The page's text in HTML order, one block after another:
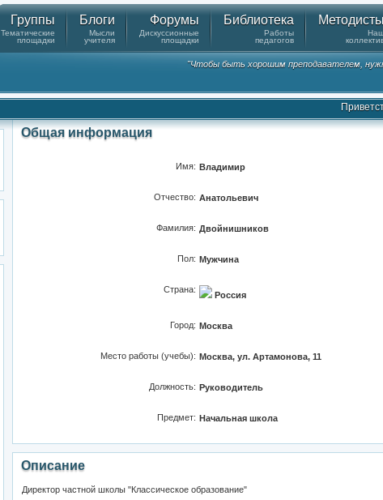
Группы
Тематические
площадки
Блоги
Мысли
учителя
Форумы
Дискуссионные
площадки
Библиотека
Работы
педагогов
Методисты
"Чтобы быть хорошим преподавателем,
Общая информация
Имя: Владимир
Отчество: Анатольевич
Фамилия: Двойнишников
Пол: Мужчина
Страна:
Россия
Город: Москва
Место работы (учебы): Москва, ул. Артамонова, 11
Должность: Руководитель
Предмет: Начальная школа
Описание
Директор частной школы "Классическое образование"